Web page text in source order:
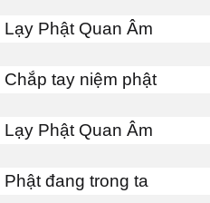
Lạy Phật Quan Âm
Chắp tay niệm phật
Lạy Phật Quan Âm
Phật đang trong ta